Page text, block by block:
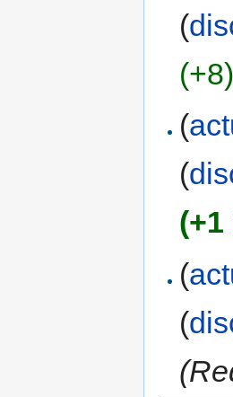
(
(+8)
(
(
(+1
(
(